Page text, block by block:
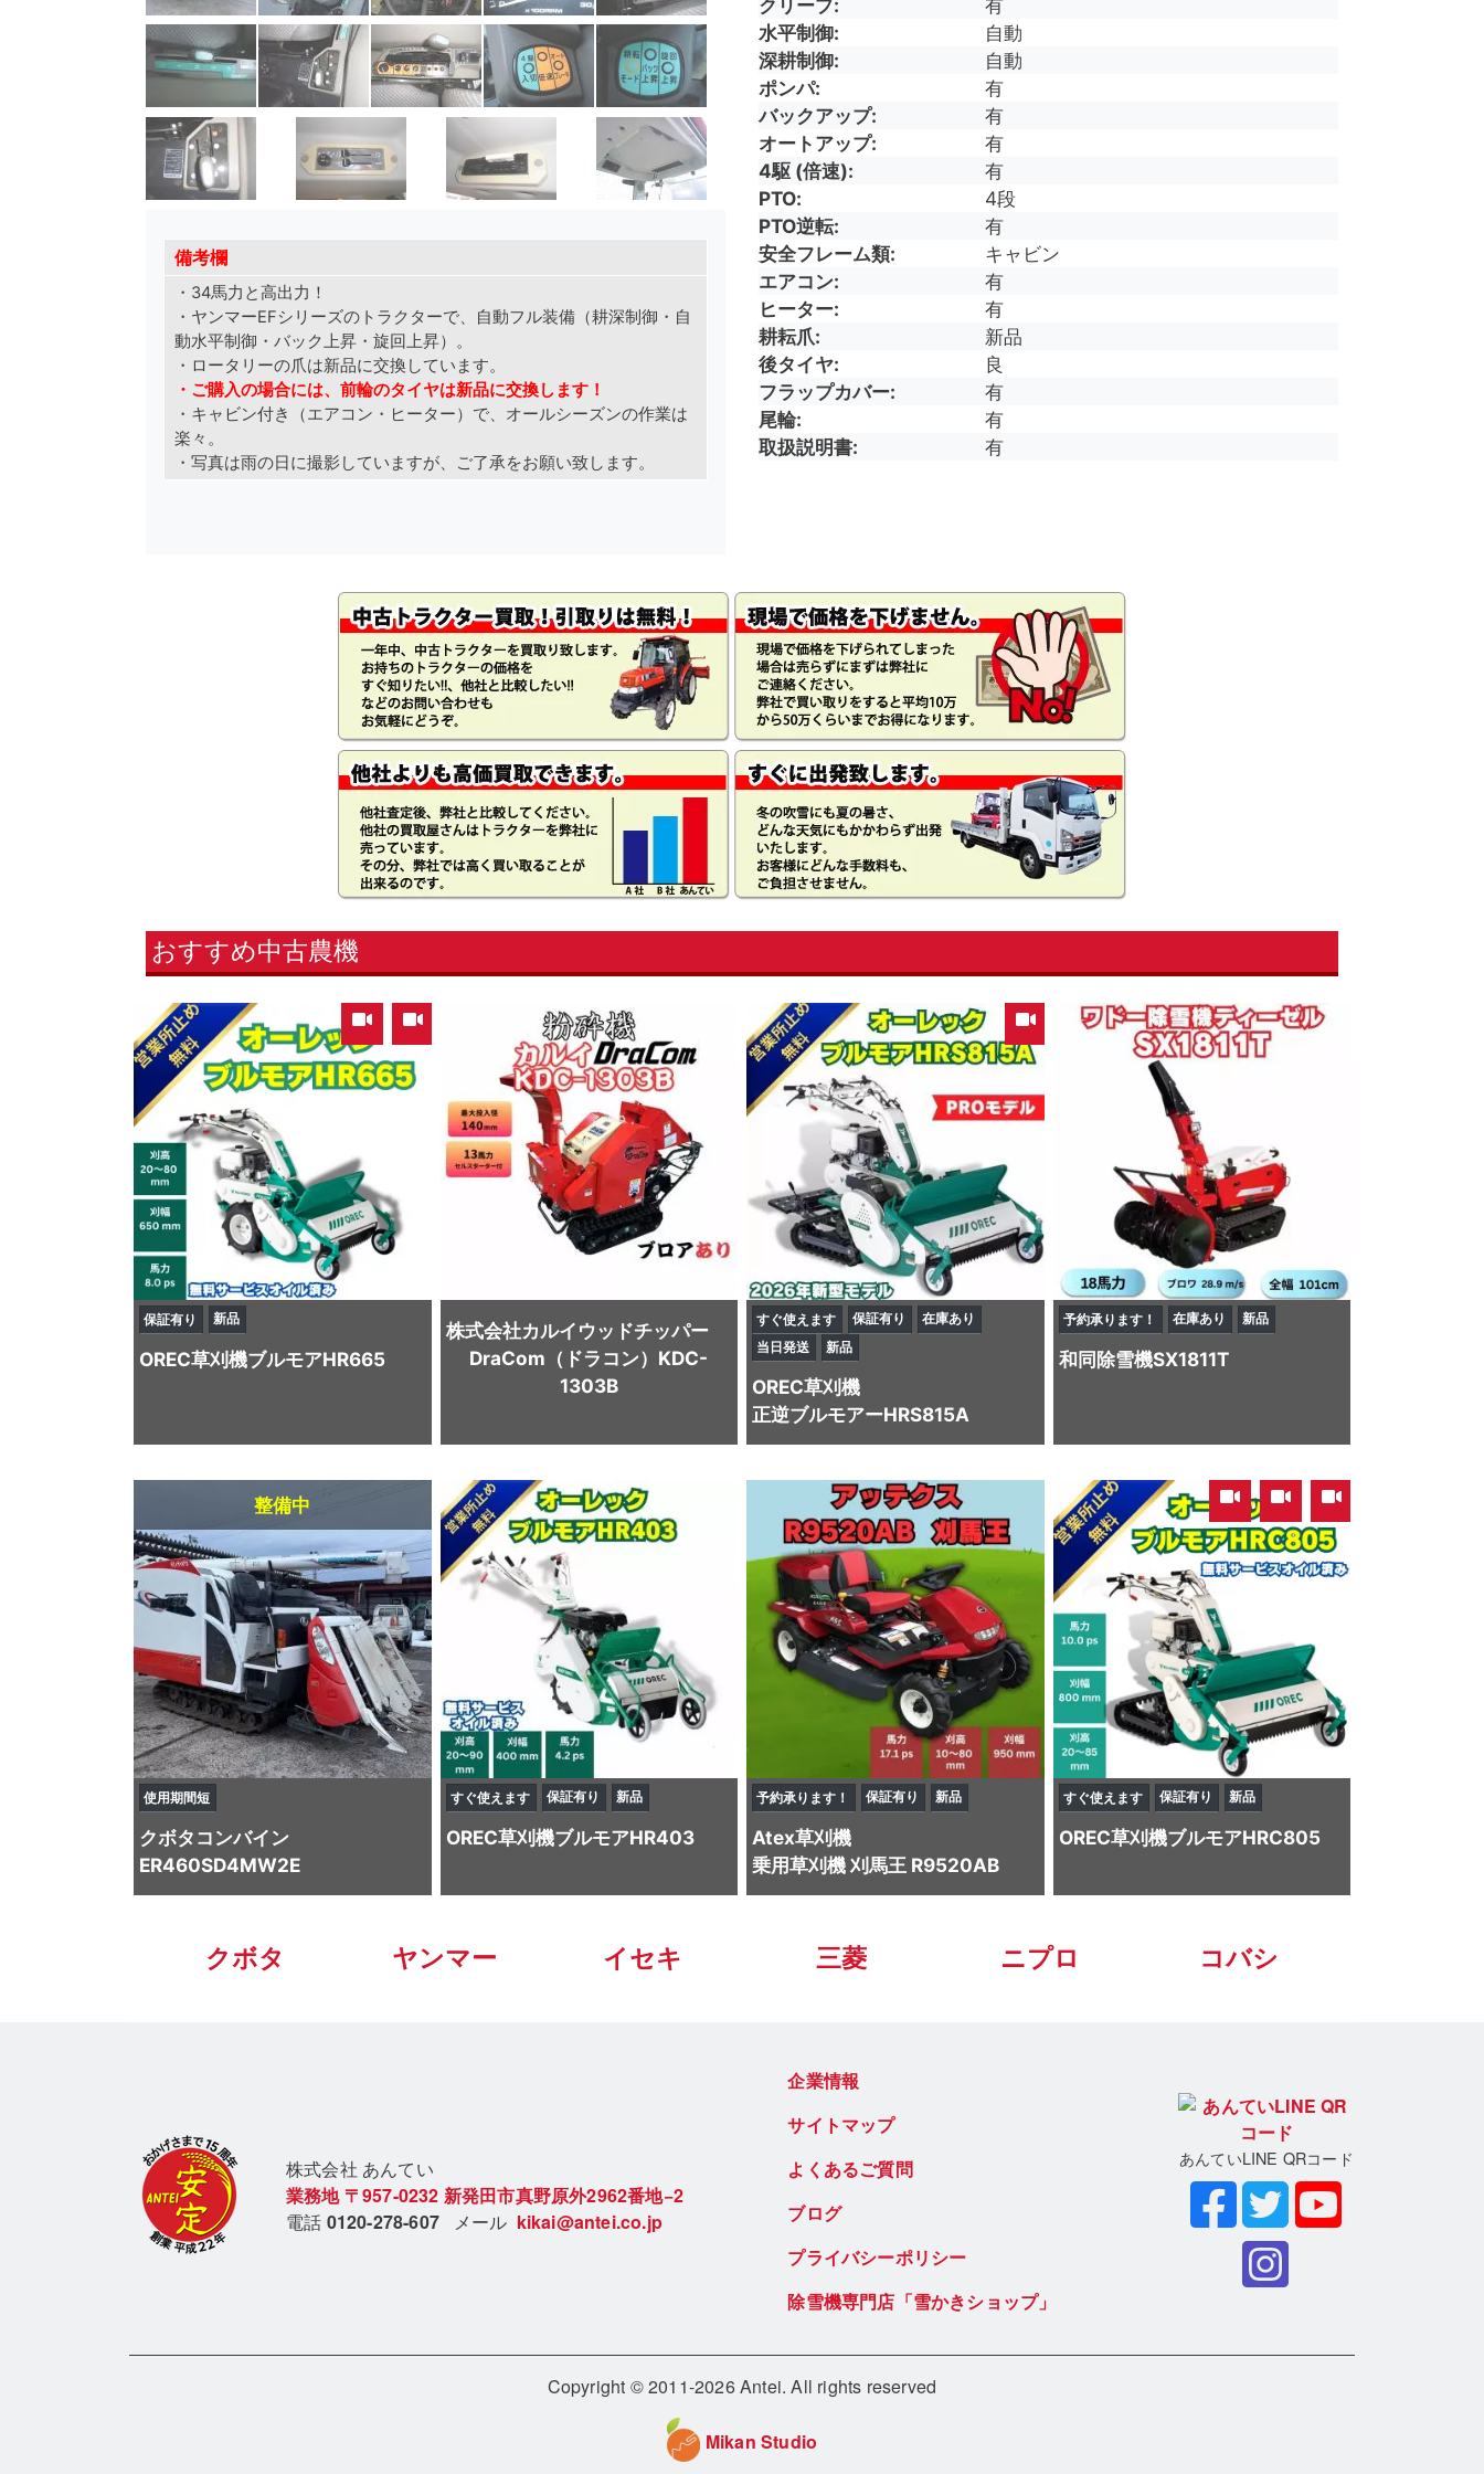
備考欄
・34馬力と高出力！
・ヤンマーEFシリーズのトラクターで、自動フル装備（耕深制御・自
動水平制御・バック上昇・旋回上昇）。
・ロータリーの爪は新品に交換しています。
・ご購入の場合には、前輪のタイヤは新品に交換します！
・キャビン付き（エアコン・ヒーター）で、オールシーズンの作業は
楽々。
・写真は雨の日に撮影していますが、ご了承をお願い致します。
クリープ
有
水平制御
自動
深耕制御
自動
ポンパ
有
バックアップ
有
オートアップ
有
4駆 (倍速)
有
PTO
4段
PTO逆転
有
安全フレーム類
キャビン
エアコン
有
ヒーター
有
耕耘爪
新品
後タイヤ
良
フラップカバー
有
尾輪
有
取扱説明書
有
おすすめ中古農機
保証有り 新品
OREC草刈機ブルモアHR665
株式会社カルイウッドチッパー
DraCom（ドラコン）KDC-
1303B
すぐ使えます 保証有り
在庫あり
当日発送
新品
OREC草刈機
正逆ブルモアーHRS815A
予約承ります！ 在庫あり 新品
和同除雪機SX1811T
整備中
使用期間短
クボタコンバイン
ER460SD4MW2E
すぐ使えます 保証有り 新品
OREC草刈機ブルモアHR403
予約承ります！ 保証有り 新品
Atex草刈機
乗用草刈機 刈馬王 R9520AB
,
すぐ使えます 保証有り 新品
OREC草刈機ブルモアHRC805
クボタ ヤンマー イセキ 三菱 ニプロ コバシ
株式会社 あんてい
業務地 〒957-0232 新発田市真野原外2962番地−2
電話 0120-278-607 メール kikai@antei.co.jp
企業情報
サイトマップ
よくあるご質問
ブログ
プライバシーポリシー
除雪機専門店「雪かきショップ」
あんていLINE QRコード
Copyright © 2011-2026 Antei. All rights reserved
Mikan Studio